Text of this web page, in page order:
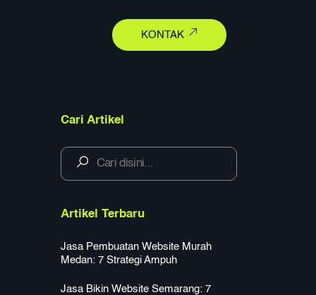
KONTAK
Cari Artikel
Artikel Terbaru
Jasa Pembuatan Website Murah
Medan: 7 Strategi Ampuh
Jasa Bikin Website Semarang: 7